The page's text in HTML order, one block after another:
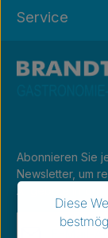
Service
Abonnieren Sie
Newsletter, um
Angebote
E-Mail-Adresse*
Diese